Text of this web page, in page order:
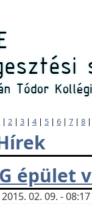
| 2 | 3 | 4| 5 | 6 | 7 | 8
G épület
2015. 02. 09. -